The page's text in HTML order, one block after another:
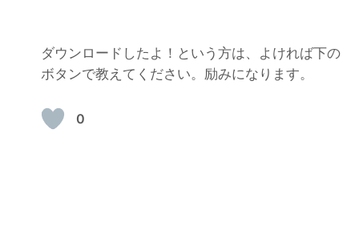
ダウンロードしたよ！という方は、よければ下の
ボタンで教えてください。励みになります。
0